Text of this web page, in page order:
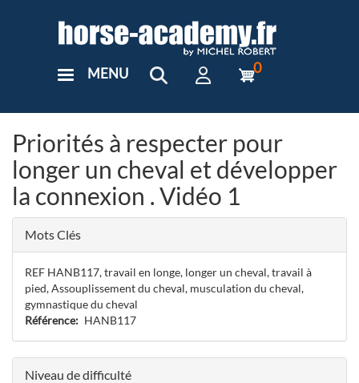
User
MENU 0
Priorités à respecter pour
longer un cheval et développer
la connexion . Vidéo 1
Mots Clés
REF HANB117, travail en longe, longer un cheval, travail à
pied, Assouplissement du cheval, musculation du cheval,
gymnastique du cheval
Référence
HANB117
Niveau de difficulté